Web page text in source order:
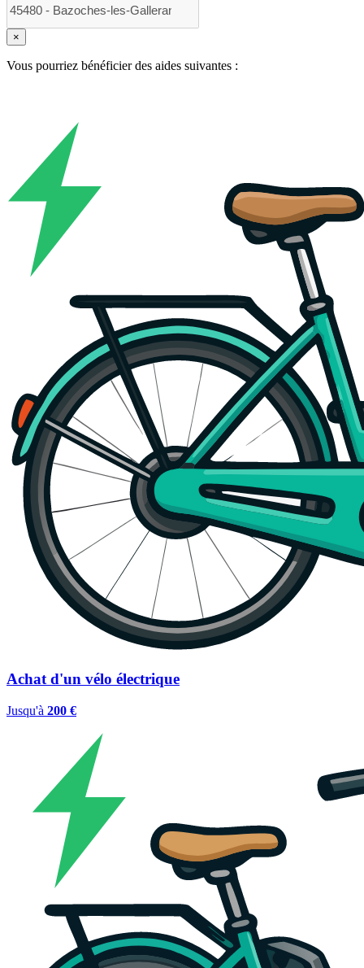
×
Vous pourriez bénéficier des aides suivantes :
Achat d'un vélo électrique
Jusqu'à 200 €